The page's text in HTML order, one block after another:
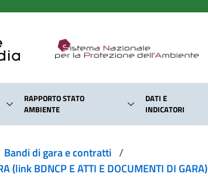
RAPPORTO STATO
AMBIENTE
DATI E
INDICATORI
Bandi di gara e contratti /
(link BDNCP E ATTI E DOCUMENTI DI GARA)